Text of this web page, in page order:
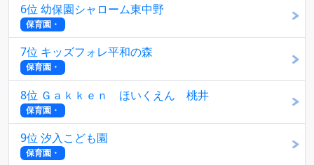
6位 幼保園シャローム東中野
保育園・
7位 キッズフォレ平和の森
保育園・
8位 Ｇａｋｋｅｎ ほいくえん 桃井
保育園・
9位 汐入こども園
保育園・